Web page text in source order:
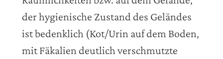
der hygienische Zustand des Geländes
ist bedenklich (Kot/Urin auf dem Boden,
mit Fäkalien deutlich verschmutzte